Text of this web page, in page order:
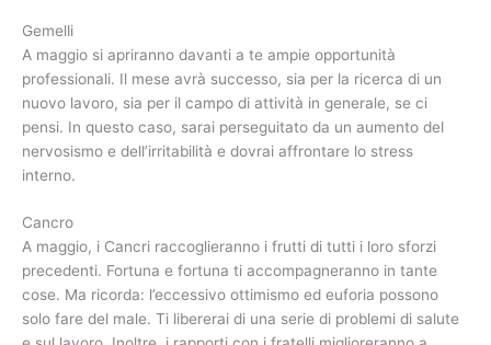
Gemelli
A maggio si apriranno davanti a te ampie opportunità
professionali. Il mese avrà successo, sia per la ricerca di un
nuovo lavoro, sia per il campo di attività in generale, se ci
pensi. In questo caso, sarai perseguitato da un aumento del
nervosismo e dell’irritabilità e dovrai affrontare lo stress
interno.
Cancro
A maggio, i Cancri raccoglieranno i frutti di tutti i loro sforzi
precedenti. Fortuna e fortuna ti accompagneranno in tante
cose. Ma ricorda: l’eccessivo ottimismo ed euforia possono
solo fare del male. Ti libererai di una serie di problemi di salute